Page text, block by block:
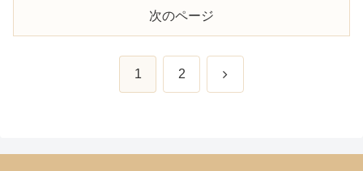
次のページ
1 2 次